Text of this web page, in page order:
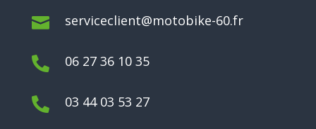
 serviceclient@motobike-60.fr
 06 27 36 10 35
 03 44 03 53 27